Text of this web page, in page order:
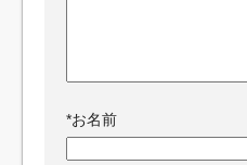
*お名前